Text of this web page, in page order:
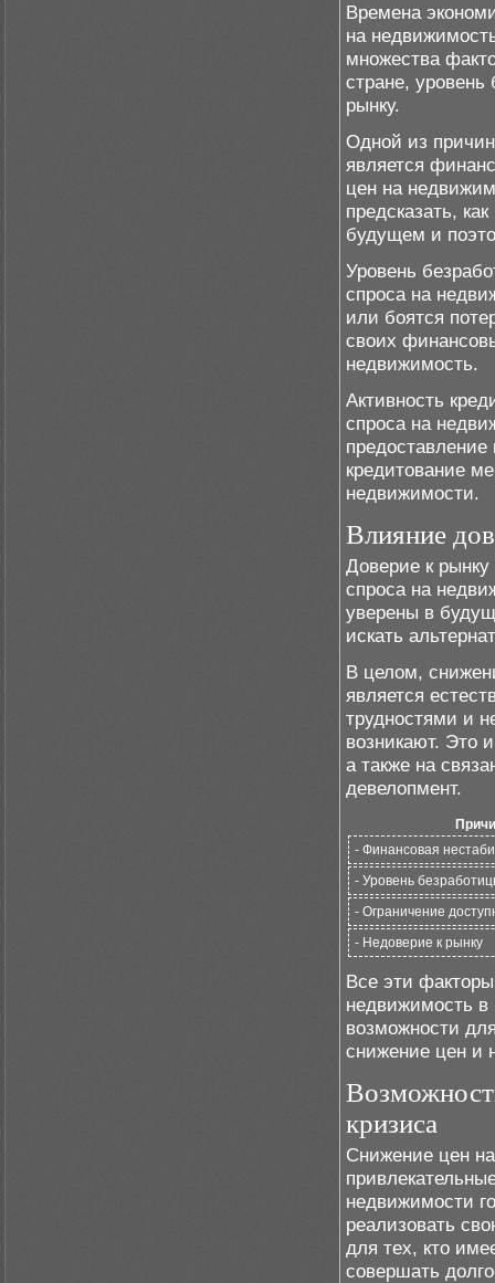
Времена
на
множества
стране, уровень
рынку.
Одной из
является
цен на
предсказать,
будущем и
Уровень
спроса на
или боятся
своих
недвижимость.
Активность
спроса на
предоставление
кредитование
недвижимости.
Влияние
Доверие к
спроса на
уверены в
искать
В целом,
является
трудностями и
возникают. Это
а также на
девелопмент.
- Финансовая
- Уровень
- Ограничение
- Недоверие к рынку
Все эти
недвижимость в
возможности
снижение цен и
кризиса
Снижение цен
недвижимости
реализовать
для тех, кто
совершать